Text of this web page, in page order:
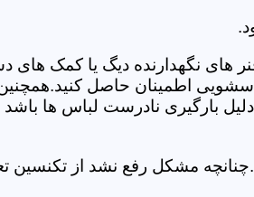
نگهدارنده دیگ یا کمک های
اطمینان حاصل
بارگیری نادرست لباس ها
مشکل رفع نشد از